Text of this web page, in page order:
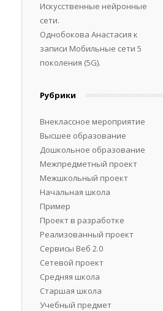
Искусственные нейронные
сети.
Однобокова Анастасия к
записи Мобильные сети 5
поколения (5G).
Рубрики
Внеклассное мероприятие
Высшее образование
Дошкольное образование
Межпредметный проект
Межшкольный проект
Начальная школа
Пример
Проект в разработке
Реализованный проект
Сервисы Веб 2.0
Сетевой проект
Средняя школа
Старшая школа
Учебный предмет